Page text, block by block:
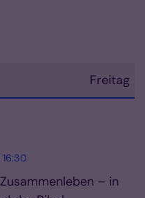
Freitag
– in